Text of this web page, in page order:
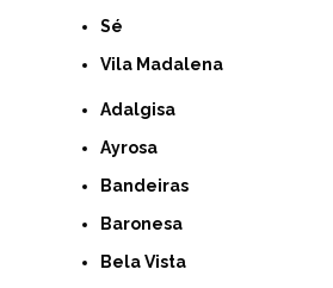
Sé
Vila Madalena
Adalgisa
Ayrosa
Bandeiras
Baronesa
Bela Vista